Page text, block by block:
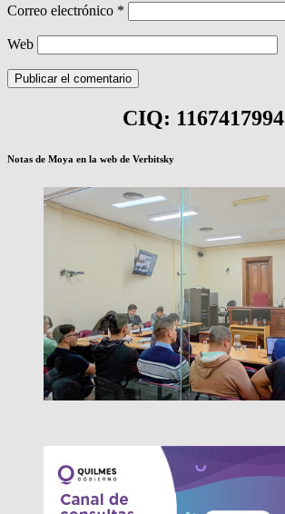
Correo electrónico *
Web
CIQ: 1167417994
Notas de Moya en la web de Verbitsky